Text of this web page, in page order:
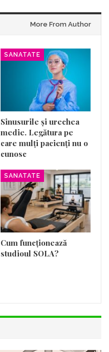
More From Author
SANATATE
Sinusurile și urechea
medie. Legătura pe
care mulți pacienți nu o
cunosc
SANATATE
Cum funcționează
studioul SOLA?